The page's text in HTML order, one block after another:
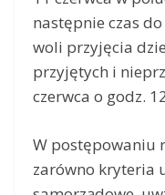
następnie czas
woli przyjęcia
przyjętych i
czerwca o godz.
W postępowaniu
zarówno kryteria